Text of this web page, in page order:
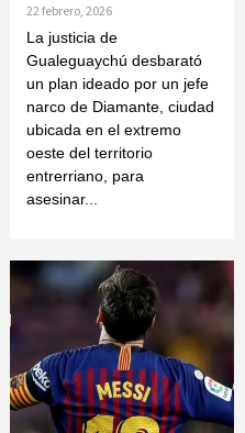
22 febrero, 2026
La justicia de
Gualeguaychú desbarató
un plan ideado por un jefe
narco de Diamante, ciudad
ubicada en el extremo
oeste del territorio
entrerriano, para
asesinar...